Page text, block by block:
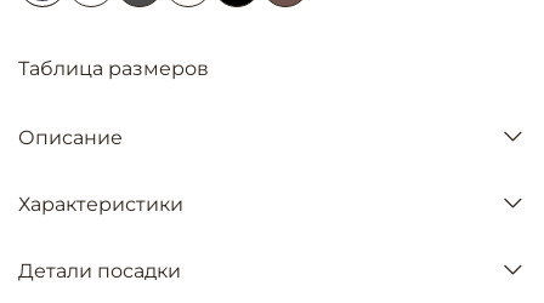
Таблица размеров
Описание
Характеристики
Детали посадки